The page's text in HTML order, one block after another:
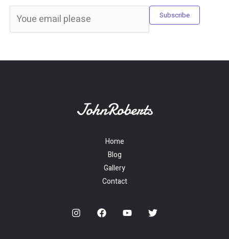
Subscribe
Home
Blog
Gallery
Contact